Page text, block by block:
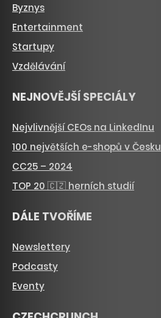
Byznys
Entertainment
Startupy
Vzdělávání
NEJNOVĚJŠÍ SPECIÁLY
Nejvlivnější CEOs na LinkedInu
100 největších e-shopů v Česku
CC25 – 2024
TOP 20 🇨🇿 herních studií
DÁLE TVOŘÍME
Newslettery
Podcasty
Eventy